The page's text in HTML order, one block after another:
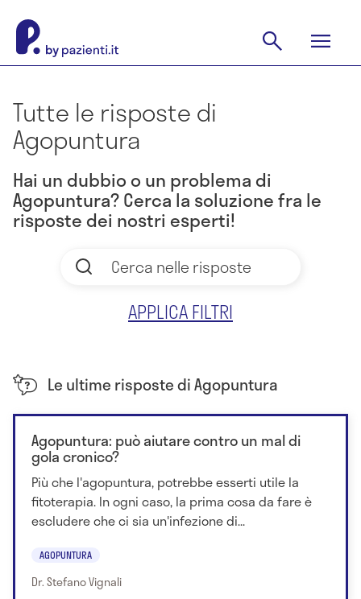
Tutte le risposte di
Agopuntura
Hai un dubbio o un problema di
Agopuntura? Cerca la soluzione fra le
risposte dei nostri esperti!
APPLICA FILTRI
Le ultime risposte di Agopuntura
Agopuntura: può aiutare contro un mal di
gola cronico?
Più che l'agopuntura, potrebbe esserti utile la
fitoterapia. In ogni caso, la prima cosa da fare è
escludere che ci sia un'infezione di...
AGOPUNTURA
Dr. Stefano Vignali